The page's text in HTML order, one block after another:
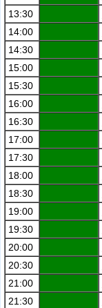
13:30
14:00
14:30
15:00
15:30
16:00
16:30
17:00
17:30
18:00
18:30
19:00
19:30
20:00
20:30
21:00
21:30